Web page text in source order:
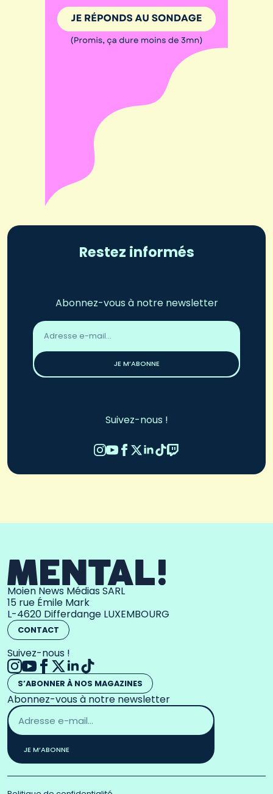
Restez informés
Abonnez-vous à notre newsletter
Adresse
email
JE M’ABONNE
Suivez-nous !
Moien News Médias SARL
15 rue Émile Mark
L-4620 Differdange LUXEMBOURG
CONTACT
Suivez-nous !
S’ABONNER À NOS MAGAZINES
Abonnez-vous à notre newsletter
Adresse
email
*
JE M’ABONNE